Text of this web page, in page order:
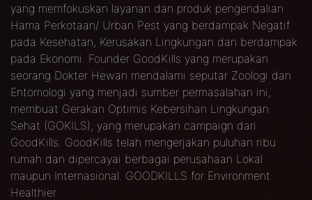
yang memfokuskan layanan dan produk pengendalian
Hama Perkotaan/ Urban Pest yang berdampak Negatif
pada Kesehatan, Kerusakan Lingkungan dan berdampak
pada Ekonomi. Founder GoodKills yang merupakan
seorang Dokter Hewan mendalami seputar Zoologi dan
Entomologi yang menjadi sumber permasalahan ini,
membuat Gerakan Optimis Kebersihan Lingkungan
Sehat (GOKILS), yang merupakan campaign dari
GoodKills. GoodKills telah mengerjakan puluhan ribu
rumah dan dipercayai berbagai perusahaan Lokal
maupun Internasional. GOODKILLS for Environment
Healthier